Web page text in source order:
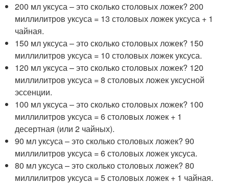
200 мл уксуса – это сколько столовых ложек? 200
миллилитров уксуса = 13 столовых ложек уксуса + 1
чайная.
150 мл уксуса – это сколько столовых ложек? 150
миллилитров уксуса = 10 столовых ложек уксуса.
120 мл уксуса – это сколько столовых ложек? 120
миллилитров уксуса = 8 столовых ложек уксусной
эссенции.
100 мл уксуса – это сколько столовых ложек? 100
миллилитров уксуса = 6 столовых ложек + 1
десертная (или 2 чайных).
90 мл уксуса – это сколько столовых ложек? 90
миллилитров уксуса = 6 столовых ложек уксуса.
80 мл уксуса – это сколько столовых ложек? 80
миллилитров уксуса = 5 столовых ложек + 1 чайная.